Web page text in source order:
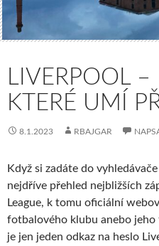
LIVERPOOL –
KTERÉ UMÍ
8.1.2023 RBAJGAR
Když si zadáte do
nejdříve přehled nejbližších
League, k tomu oficiální
fotbalového klubu anebo
je jen jeden odkaz na heslo